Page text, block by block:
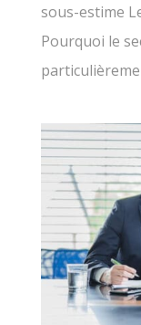
sous-estime
Pourquoi le